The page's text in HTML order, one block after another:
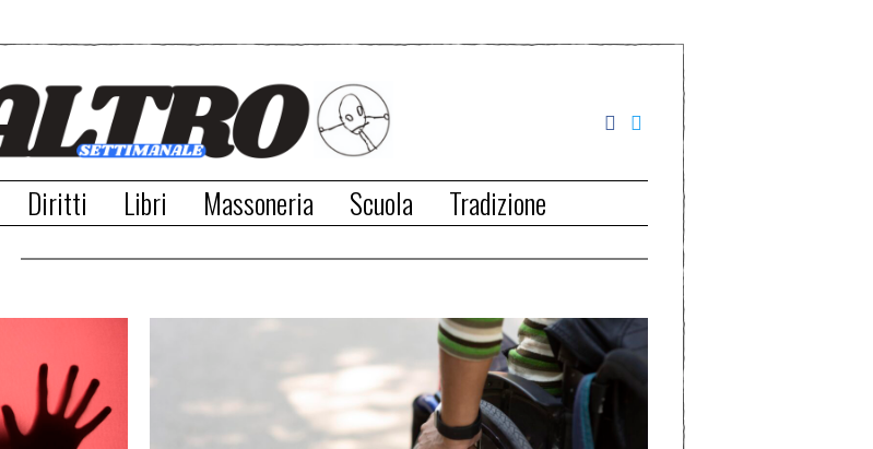
Diritti Libri Massoneria Scuola Tradizione